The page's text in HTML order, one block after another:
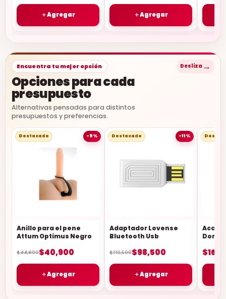
＋Agregar ＋Agregar
Encuentra tu mejor opción
Opciones para cada
presupuesto
Alternativas pensadas para distintos
presupuestos y preferencias.
Desliza →
Destacado -9%
Anillo para el pene
Attum Optimus Negro
$44,900$40,900
＋Agregar
Destacado -11%
Adaptador Lovense
Bluetooth Usb
$110,500$98,500
＋Agregar
Domi/